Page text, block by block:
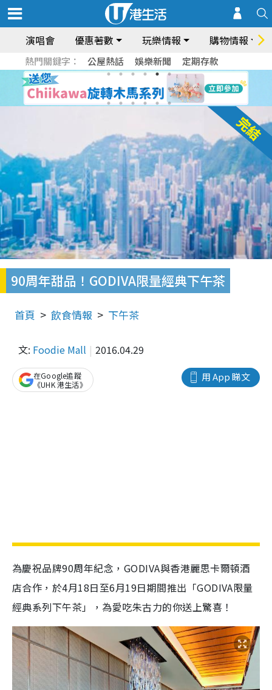
演唱會 優惠著數 玩樂情報 購物情報
熱門關鍵字： 公屋熱話 娛樂新聞 定期存款
90周年甜品！GODIVA限量經典下午茶
首頁 飲食情報 下午茶
文: Foodie Mall 2016.04.29
用 App 睇文
在Google追蹤
《UHK 港生活》
為慶祝品牌90周年紀念，GODIVA與香港麗思卡爾頓酒
店合作，於4月18日至6月19日期間推出「GODIVA限量
經典系列下午茶」，為愛吃朱古力的你送上驚喜！